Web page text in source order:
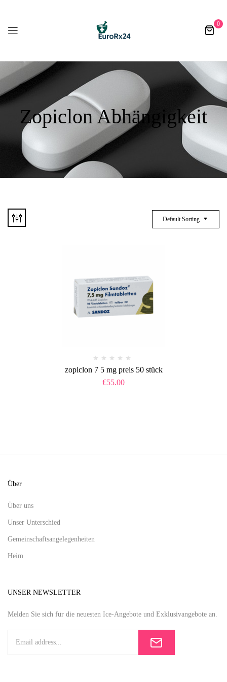
0
Zopiclon Abhängigkeit
Default Sorting
zopiclon 7 5 mg preis 50 stück​
€55.00
Über
Über uns
Unser Unterschied
Gemeinschaftsangelegenheiten
Heim
UNSER NEWSLETTER
Melden Sie sich für die neuesten Ice-Angebote und Exklusivangebote an.